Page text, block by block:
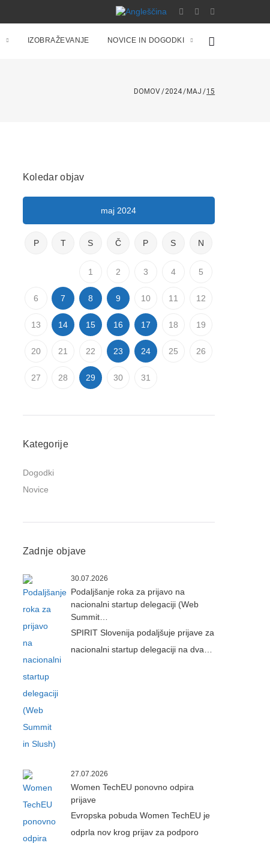
IZOBRAŽEVANJE NOVICE IN DOGODKI
DOMOV/2024/ MAJ /15
Koledar objav
maj 2024
P T S Č P S N
1 2 3 4 5
6 7 8 9 10 11 12
13 14 15 16 17 18 19
20 21 22 23 24 25 26
27 28 29 30 31
Kategorije
Dogodki
Novice
Zadnje objave
30.07.2026
Podaljšanje roka za prijavo na
nacionalni startup delegaciji (Web
Summit…
SPIRIT Slovenija podaljšuje prijave za
nacionalni startup delegaciji na dva…
27.07.2026
Women TechEU ponovno odpira
prijave
Evropska pobuda Women TechEU je
odprla nov krog prijav za podporo